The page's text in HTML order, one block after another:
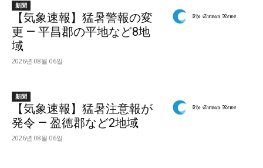
新聞
【気象速報】猛暑警報の変
更 — 平昌郡の平地など8地
域
2026년 08월 06일
新聞
【気象速報】猛暑注意報が
発令 — 盈徳郡など2地域
2026년 08월 06일